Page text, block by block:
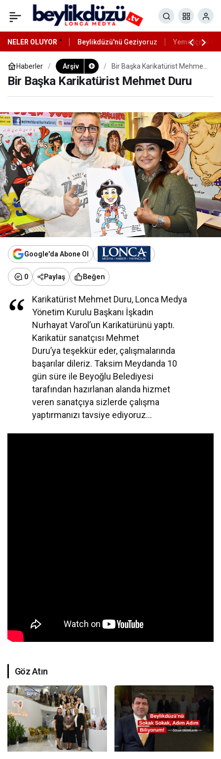
NELER OLUYOR Beylikdüzü'nü Geziyoruz Yeme İçme
Haberler Arşiv
Bir Başka Karikatürist Mehmet
Bir Başka Karikatürist Mehmet Duru
Google'da Abone Ol
0 Paylaş Beğen
Karikatürist Mehmet Duru, Lonca Medya
Yönetim Kurulu Başkanı İşkadın
Nurhayat Varol’un Karikatürünü yaptı.
Karikatür sanatçısı Mehmet
Duru’ya teşekkür eder, çalışmalarında
başarılar dileriz. Taksim Meydanda 10
gün süre ile Beyoğlu Belediyesi
tarafından hazırlanan alanda hizmet
veren sanatçıya sizlerde çalışma
yaptırmanızı tavsiye ediyoruz…
Göz Atın